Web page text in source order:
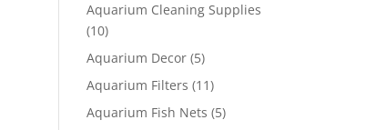
Aquarium Cleaning Supplies
(10)
Aquarium Decor (5)
Aquarium Filters (11)
Aquarium Fish Nets (5)